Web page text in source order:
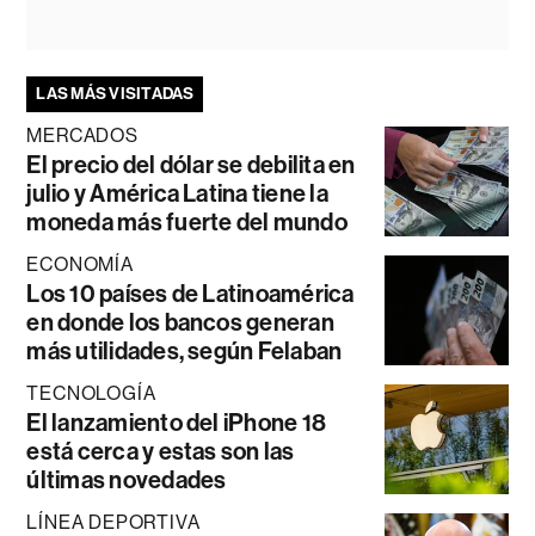
LAS MÁS VISITADAS
MERCADOS
El precio del dólar se debilita en
julio y América Latina tiene la
moneda más fuerte del mundo
ECONOMÍA
Los 10 países de Latinoamérica
en donde los bancos generan
más utilidades, según Felaban
TECNOLOGÍA
El lanzamiento del iPhone 18
está cerca y estas son las
últimas novedades
LÍNEA DEPORTIVA